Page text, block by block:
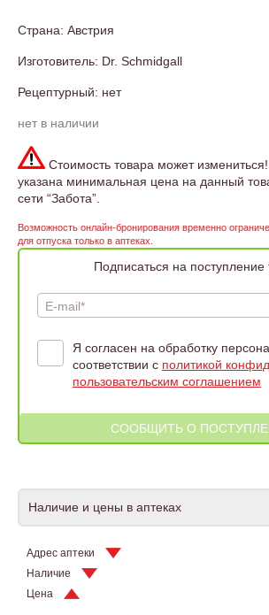
Страна: Австрия
Изготовитель: Dr. Schmidgall
Рецептурный: нет
нет в наличии
Стоимость товара может
указана минимальная цена на данный
сети “Забота”.
Возможность онлайн-бронирования временно
для отпуска только в аптеках.
Подписаться на поступление
E-mail*
Я согласен на обработку
соответствии с политикой
пользовательским соглашением
Наличие и цены в аптеках
Адрес аптеки
Наличие
Цена